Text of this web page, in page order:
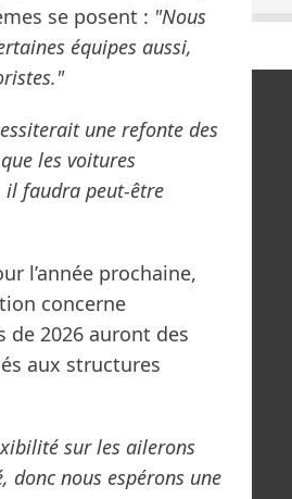
se posent : "Nous
équipes aussi,
une refonte des
les voitures
il faudra peut-être
l’année prochaine,
concerne
de 2026 auront des
aux structures
sur les ailerons
donc nous espérons une